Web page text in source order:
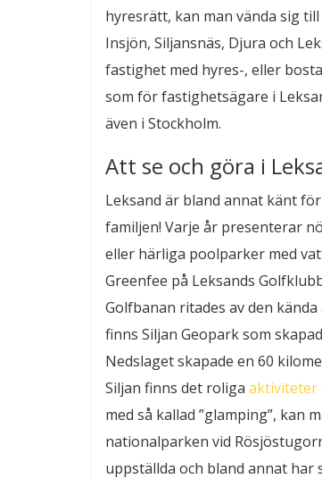
hyresrätt, kan man vända sig
Insjön, Siljansnäs, Djura och
fastighet med hyres-, eller
som för fastighetsägare i
även i Stockholm.
Att se och göra i
Leksand är bland annat känt
familjen! Varje år presenterar
eller härliga poolparker med
Greenfee på Leksands
Golfbanan ritades av den
finns Siljan Geopark som
Nedslaget skapade en 60
Siljan finns det roliga aktiviteter
med så kallad ”glamping”, kan
nationalparken vid
uppställda och bland annat har